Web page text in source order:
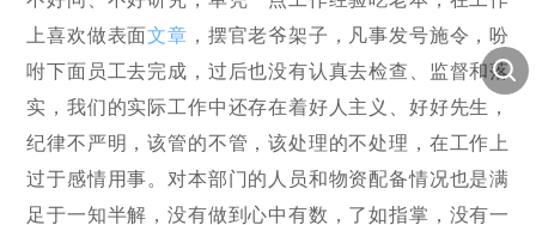
上喜欢做表面文章 ，摆官老爷架子，凡事发号施令，吩
咐下面员工去完成，过后也没有认真去检查、监督和落
实，我们的实际工作中还存在着好人主义、好好先生，
纪律不严明，该管的不管，该处理的不处理，在工作上
过于感情用事。对本部门的人员和物资配备情况也是满
足于一知半解，没有做到心中有数，了如指掌，没有一